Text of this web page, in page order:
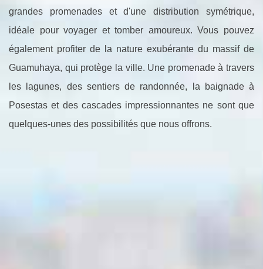
grandes promenades et d'une distribution symétrique,
idéale pour voyager et tomber amoureux. Vous pouvez
également profiter de la nature exubérante du massif de
Guamuhaya, qui protège la ville. Une promenade à travers
les lagunes, des sentiers de randonnée, la baignade à
Posestas et des cascades impressionnantes ne sont que
quelques-unes des possibilités que nous offrons.